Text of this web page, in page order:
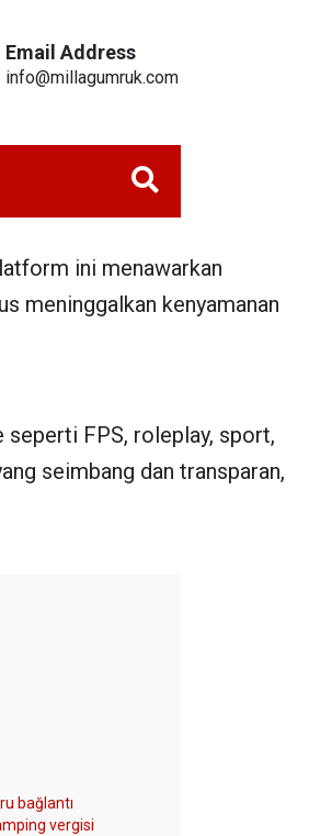
Email Address
info@millagumruk.com
ini menawarkan
meninggalkan kenyamanan
seperti FPS, roleplay, sport,
seimbang dan transparan,
bağlantı
vergisi